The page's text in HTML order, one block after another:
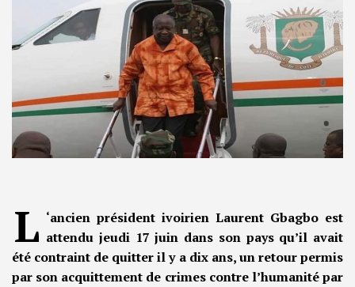
L ‘ancien président ivoirien Laurent Gbagbo est
attendu jeudi 17 juin dans son pays qu’il avait
été contraint de quitter il y a dix ans, un retour permis
par son acquittement de crimes contre l’humanité par